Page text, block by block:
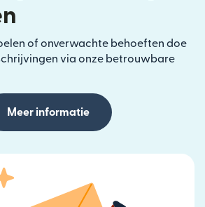
of onverwachte behoeften doe
via onze betrouwbare
Meer informatie